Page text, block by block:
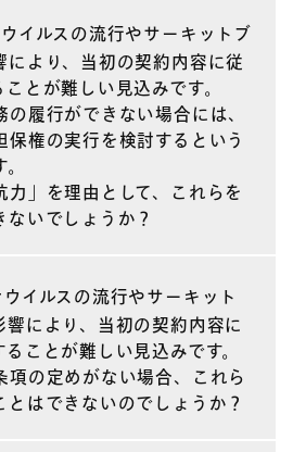
機能を果たしたことが、それ自
拠により現実に証明できる場合
イルスの流行やサーキットブ
により、当初の契約内容に従
とが難しい見込みです。
履行ができない場合には、
権の実行を検討するという
力」を理由として、これらを
ないでしょうか？
イルスの流行やサーキット
響により、当初の契約内容に
ことが難しい見込みです。
項の定めがない場合、これら
とはできないのでしょうか？